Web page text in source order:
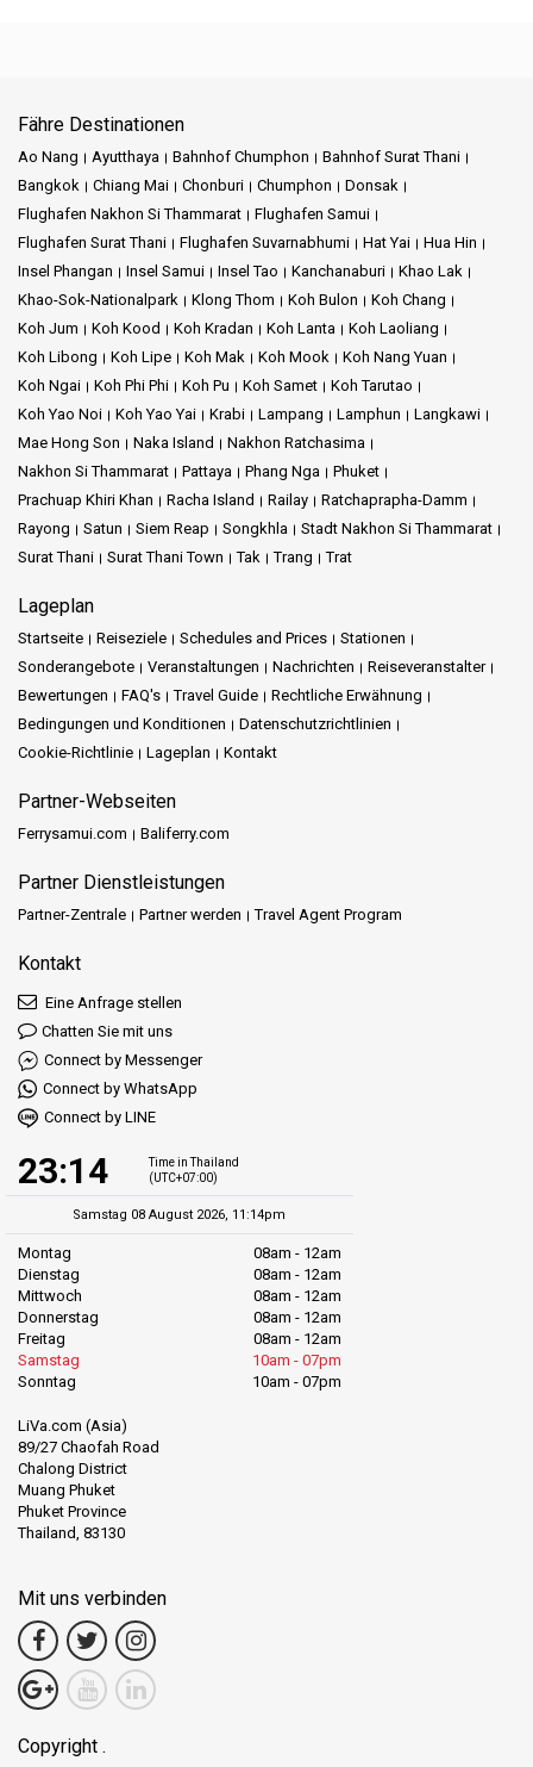
Fähre Destinationen
Ao Nang Ayutthaya Bahnhof Chumphon
Bahnhof Surat Thani
Bangkok
Chiang Mai Chonburi Chumphon
Donsak
Flughafen Nakhon Si Thammarat
Flughafen Samui
Flughafen Surat Thani
Flughafen Suvarnabhumi Hat Yai
Hua Hin
Insel Phangan
Insel Samui Insel Tao Kanchanaburi
Khao Lak
Khao-Sok-Nationalpark
Klong Thom Koh Bulon
Koh Chang
Koh Jum
Koh Kood Koh Kradan Koh Lanta
Koh Laoliang
Koh Libong
Koh Lipe Koh Mak Koh Mook
Koh Nang Yuan
Koh Ngai
Koh Phi Phi Koh Pu Koh Samet
Koh Tarutao
Koh Yao Noi
Koh Yao Yai Krabi Lampang Lamphun
Langkawi
Mae Hong Son
Naka Island
Nakhon Ratchasima
Nakhon Si Thammarat
Pattaya Phang Nga
Phuket
Prachuap Khiri Khan
Racha Island Railay
Ratchaprapha-Damm
Rayong
Satun Siem Reap Songkhla
Stadt Nakhon Si Thammarat
Surat Thani
Surat Thani Town Tak Trang Trat
Lageplan
Startseite Reiseziele Schedules and Prices
Stationen
Sonderangebote
Veranstaltungen Nachrichten
Reiseveranstalter
Bewertungen
FAQ's Travel Guide
Rechtliche Erwähnung
Bedingungen und Konditionen
Datenschutzrichtlinien
Cookie-Richtlinie
Lageplan Kontakt
Partner-Webseiten
Ferrysamui.com Baliferry.com
Partner Dienstleistungen
Partner-Zentrale Partner werden Travel Agent Program
Kontakt
Eine Anfrage stellen
Chatten Sie mit uns
Connect by Messenger
Connect by WhatsApp
Connect by LINE
23:14
Time in Thailand
(UTC+07:00)
Samstag 08 August 2026, 11:14pm
Montag
08am - 12am
Dienstag
08am - 12am
Mittwoch
08am - 12am
Donnerstag
08am - 12am
Freitag
08am - 12am
Samstag
10am - 07pm
Sonntag
10am - 07pm
LiVa.com (Asia)
89/27 Chaofah Road
Chalong District
Muang Phuket
Phuket Province
Thailand, 83130
Mit uns verbinden
Copyright .